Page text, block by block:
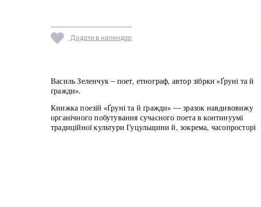
Додати в календар
Василь Зеленчук – поет, етнограф, автор зібрки «Ґруні та й
ґражди».
Книжка поезій «Ґруні та й ґражди» — зразок навдивовижу
органічного побутування сучасного поета в континуумі
традиційної культури Гуцульщини й, зокрема, часопросторі